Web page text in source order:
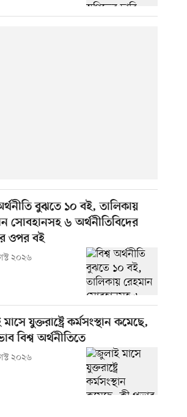
বুঝতে ১০ বই, তালিকায়
সোবহানসহ ৬ অর্থনীতিবিদের
ওপর বই
২০২৬
যুক্তরাষ্ট্রে কর্মসংস্থান কমেছে,
বিশ্ব অর্থনীতিতে
২০২৬